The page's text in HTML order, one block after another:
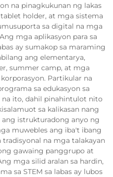
na pinagkukunan ng lakas
holder, at mga sistema
sa digital na mga
mga aplikasyon para sa
ay sumakop sa maraming
ang elementarya,
summer camp, at mga
Partikular na
sa edukasyon sa
na ito, dahil pinahintulot nito
sa kalikasan nang
istrukturadong anyo ng
muwebles ang iba't ibang
na mga talakayan
gawaing panggrupo at
mga silid aralan sa hardin,
sa STEM sa labas ay lubos